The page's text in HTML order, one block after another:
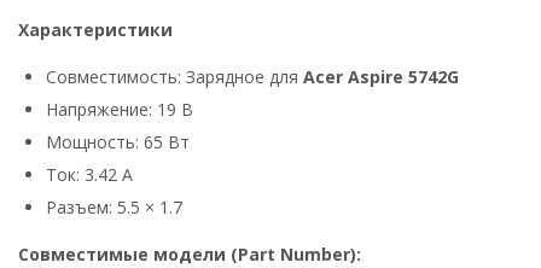
Характеристики
Совместимость: Зарядное для Acer Aspire 5742G
Напряжение: 19 В
Мощность: 65 Вт
Ток: 3.42 А
Разъем: 5.5 × 1.7
Совместимые модели (Part Number):